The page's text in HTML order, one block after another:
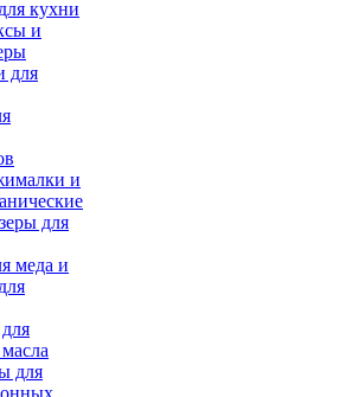
кухни
и
для
и
для
меда и
для